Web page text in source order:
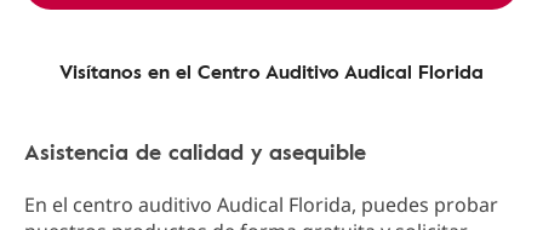
Visítanos en el Centro Auditivo Audical Florida
Asistencia de calidad y asequible
En el centro auditivo Audical Florida, puedes probar